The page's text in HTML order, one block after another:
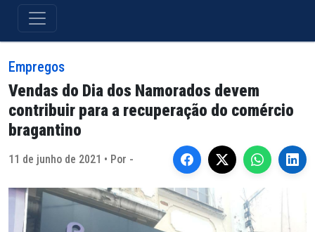
Empregos
Vendas do Dia dos Namorados devem
contribuir para a recuperação do comércio
bragantino
11 de junho de 2021 • Por -